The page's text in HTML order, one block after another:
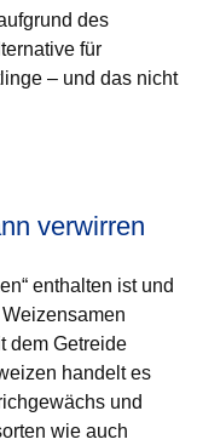
des
für
– und das nicht
verwirren
enthalten ist und
dem Getreide
handelt es
und
wie auch